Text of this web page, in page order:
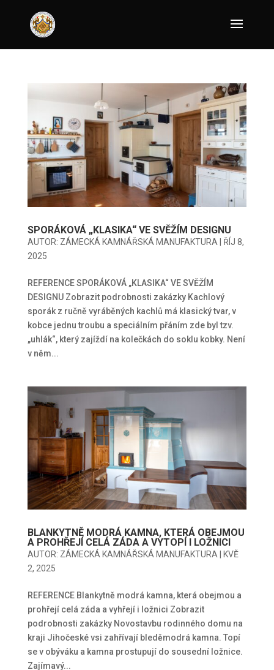
SPORÁKOVÁ „KLASIKA“ VE SVĚŽÍM DESIGNU
AUTOR: ZÁMECKÁ KAMNÁŘSKÁ MANUFAKTURA | ŘÍJ 8,
2025
REFERENCE SPORÁKOVÁ „KLASIKA“ VE SVĚŽÍM
DESIGNU Zobrazit podrobnosti zakázky Kachlový
sporák z ručně vyráběných kachlů má klasický tvar, v
kobce jednu troubu a speciálním přáním zde byl tzv.
„uhlák“, který zajíždí na kolečkách do soklu kobky. Není
v něm...
BLANKYTNĚ MODRÁ KAMNA, KTERÁ OBEJMOU
A PROHŘEJÍ CELÁ ZÁDA A VYTOPÍ I LOŽNICI
AUTOR: ZÁMECKÁ KAMNÁŘSKÁ MANUFAKTURA
KVĚ
2, 2025
REFERENCE Blankytně modrá kamna, která obejmou a
prohřejí celá záda a vyhřejí i ložnici Zobrazit
podrobnosti zakázky Novostavbu rodinného domu na
kraji Jihočeské vsi zahřívají bleděmodrá kamna. Topí
se v obýváku a kamna prostupují do sousední ložnice.
Zajímavý...